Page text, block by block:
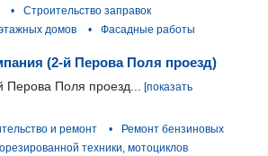
•
Строительство заправок
домов • Фасадные работы
(2-й Перова Поля проезд)
Перова Поля проезд... [показать
и ремонт •
Ремонт бензиновых
техники, мотоциклов